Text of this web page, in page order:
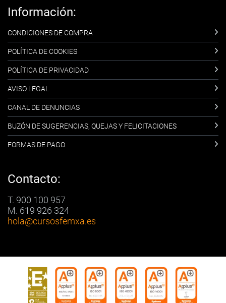
Información:
CONDICIONES DE COMPRA
POLÍTICA DE COOKIES
POLÍTICA DE PRIVACIDAD
AVISO LEGAL
CANAL DE DENUNCIAS
BUZÓN DE SUGERENCIAS, QUEJAS Y FELICITACIONES
FORMAS DE PAGO
Contacto:
T. 900 100 957
M. 619 926 324
hola@cursosfemxa.es